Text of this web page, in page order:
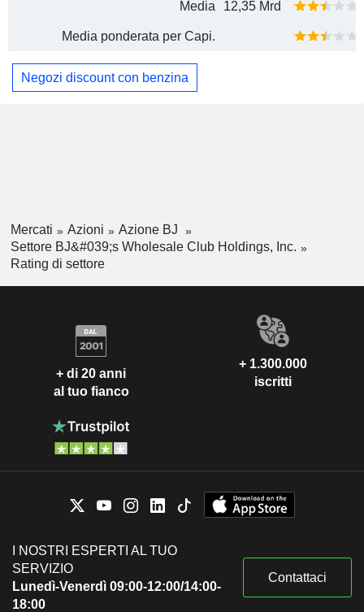
Media 12,35 Mrd
Media ponderata per Capi.
Negozi discount con benzina
Mercati Azioni
Azione BJ
Settore BJ&#039;s Wholesale Club Holdings, Inc.
Rating di settore
+ di 20 anni
al tuo fianco
+ 1.300.000
iscritti
I NOSTRI ESPERTI AL TUO
SERVIZIO
Lunedì-Venerdì 09:00-12:00/14:00-
18:00
Contattaci